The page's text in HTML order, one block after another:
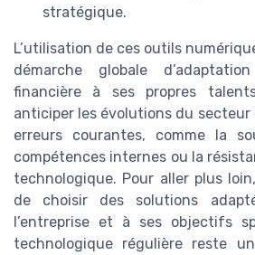
stratégique.
L’utilisation de ces outils
démarche globale
financière à ses propres
anticiper les évolutions du
erreurs courantes, comme la
compétences internes ou la
technologique. Pour aller plus
de choisir des solutions
l’entreprise et à ses objectifs
technologique régulière reste